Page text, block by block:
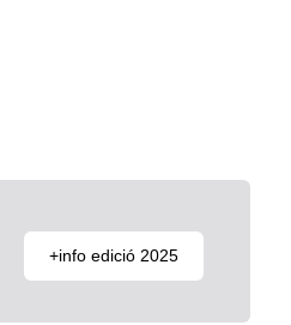
+info edició 2025